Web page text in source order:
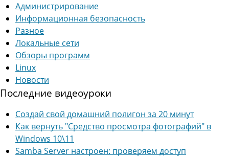
Администрирование
Информационная безопасность
Разное
Локальные сети
Обзоры программ
Linux
Новости
Последние видеоуроки
Создай свой домашний полигон за 20 минут
Как вернуть "Средство просмотра фотографий" в
Windows 10\11
Samba Server настроен: проверяем доступ